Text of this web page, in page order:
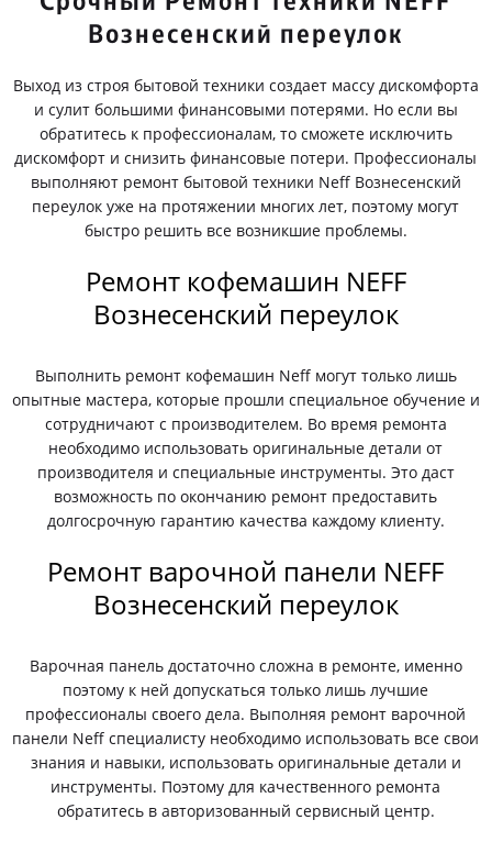
Вознесенский переулок
Выход из строя бытовой техники создает массу дискомфорта
и сулит большими финансовыми потерями. Но если вы
обратитесь к профессионалам, то сможете исключить
дискомфорт и снизить финансовые потери. Профессионалы
выполняют ремонт бытовой техники Neff Вознесенский
переулок уже на протяжении многих лет, поэтому могут
быстро решить все возникшие проблемы.
Ремонт кофемашин NEFF
Вознесенский переулок
Выполнить ремонт кофемашин Neff могут только лишь
опытные мастера, которые прошли специальное обучение и
сотрудничают с производителем. Во время ремонта
необходимо использовать оригинальные детали от
производителя и специальные инструменты. Это даст
возможность по окончанию ремонт предоставить
долгосрочную гарантию качества каждому клиенту.
Ремонт варочной панели NEFF
Вознесенский переулок
Варочная панель достаточно сложна в ремонте, именно
поэтому к ней допускаться только лишь лучшие
профессионалы своего дела. Выполняя ремонт варочной
панели Neff специалисту необходимо использовать все свои
знания и навыки, использовать оригинальные детали и
инструменты. Поэтому для качественного ремонта
обратитесь в авторизованный сервисный центр.